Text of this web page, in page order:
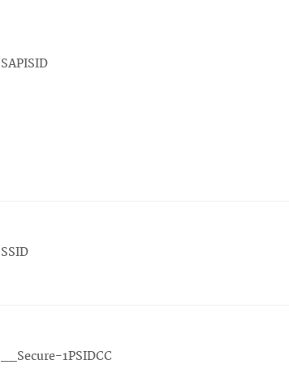
SAPISID
SSID
__Secure-1PSIDCC